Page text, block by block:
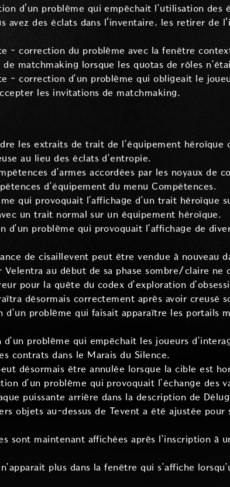
d'un problème qui empêchait l’utilisation des
avez des éclats dans l'inventaire, les retirer de
- correction du problème avec la fenêtre
matchmaking lorsque les quotas de rôles
- correction d’un problème qui obligeait le
les invitations de matchmaking.
les extraits de trait de l’équipement
au lieu des éclats d’entropie.
d’armes accordées par les noyaux de
d’équipement du menu Compétences.
qui provoquait l’affichage d’un trait héroïque
un trait normal sur un équipement héroïque.
d’un problème qui provoquait l’affichage de
de cisaillevent peut être vendue à nouveau
Velentra au début de sa phase sombre/claire ne
pour la quête du codex d’exploration
désormais correctement après avoir creusé
d’un problème qui faisait apparaître les portails
problème qui empêchait les joueurs
contrats dans le Marais du Silence.
désormais être annulée lorsque la cible est
d’un problème qui provoquait l’échange des
puissante arrière dans la description de
objets au-dessus de Tevent a été ajustée pour
sont maintenant affichées après l’inscription à
plus dans la fenêtre qui s’affiche